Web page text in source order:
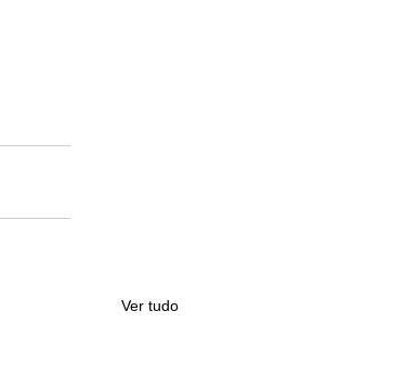
Ver tudo